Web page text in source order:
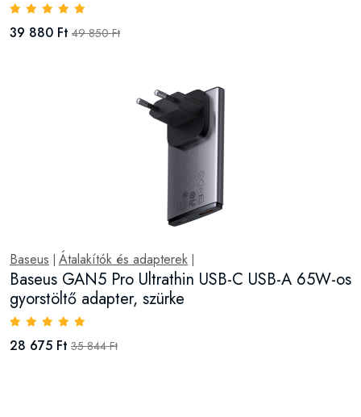
39 880 Ft 49 850 Ft
Baseus Átalakítók és adapterek
Baseus GAN5 Pro Ultrathin USB-C USB-A 65W-os
gyorstöltő adapter, szürke
28 675 Ft 35 844 Ft